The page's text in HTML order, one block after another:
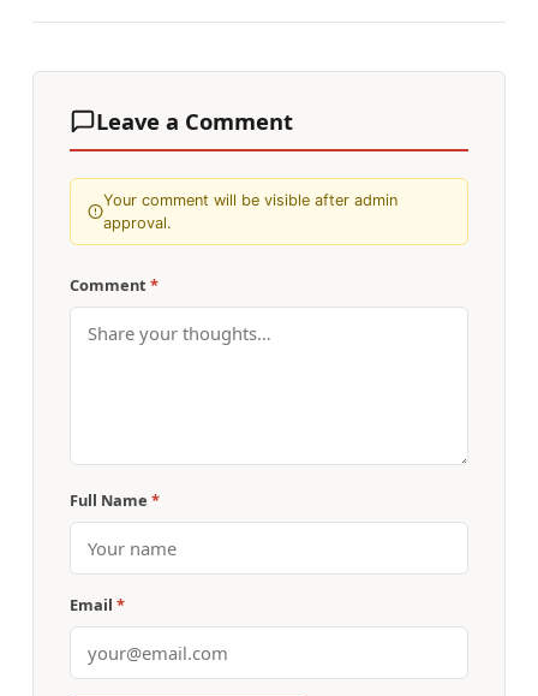
Leave a Comment
Your comment will be visible after admin
approval.
Comment *
Full Name *
Email *